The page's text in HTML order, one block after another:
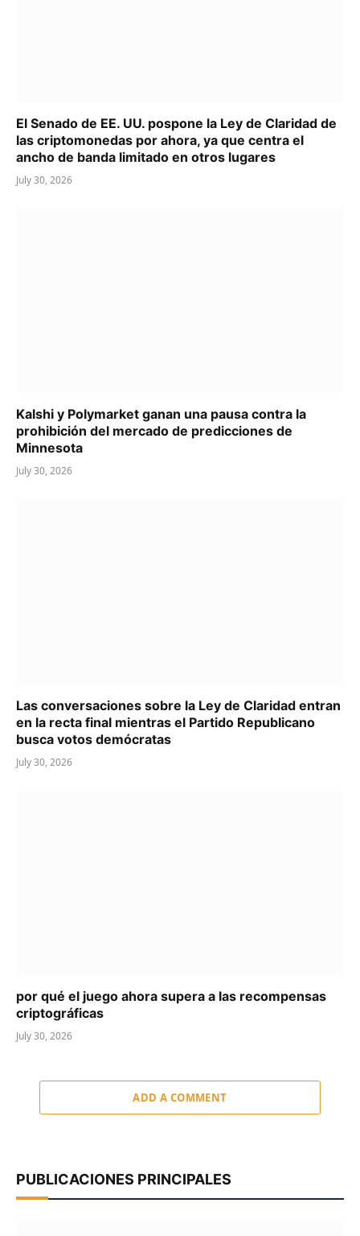
El Senado de EE. UU. pospone la Ley de Claridad de
las criptomonedas por ahora, ya que centra el
ancho de banda limitado en otros lugares
July 30, 2026
Kalshi y Polymarket ganan una pausa contra la
prohibición del mercado de predicciones de
Minnesota
July 30, 2026
Las conversaciones sobre la Ley de Claridad entran
en la recta final mientras el Partido Republicano
busca votos demócratas
July 30, 2026
por qué el juego ahora supera a las recompensas
criptográficas
July 30, 2026
ADD A COMMENT
PUBLICACIONES PRINCIPALES